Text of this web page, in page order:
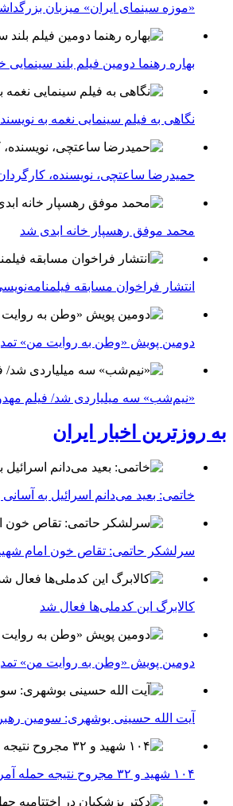
«موزه سینمای ایران» میزبان
بهاره رهنما دومین فیلم بلند سینمایی
نگاهی به فیلم سینمایی نغمه به
حمیدرضا ساعتچی، نویسنده،
محمد موفق رهسپار خانه ابدی شد
انتشار فراخوان مسابقه
دومین پویش «وطن به روایت من»
«نیم‌شب» سه میلیاردی شد/ فیلم
به روزترین اخبار ایران
خاتمی: بعید می‌دانم اسرائیل به
سرلشکر حاتمی: تقاص خون امام
کالابرگ این کدملی‌ها فعال شد
دومین پویش «وطن به روایت من»
آیت الله حسینی بوشهری: سومین
۱۰۴ شهید و ۳۲ مجروح نتیجه حمله آمریکا به ناو دنا